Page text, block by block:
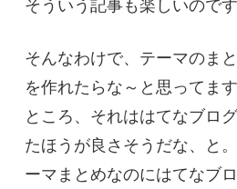
そういう記事も楽しいのです
そんなわけで、テーマのま
を作れたらな～と思ってま
ところ、それははてなブロ
たほうが良さそうだな、と
ーマまとめなのにはてなブ